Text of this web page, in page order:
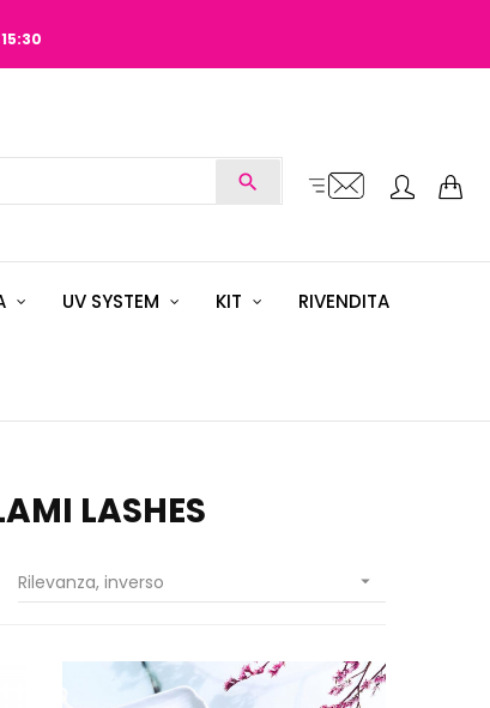
15:30
search
UV SYSTEM KIT RIVENDITA
LASHES
Rilevanza, inverso 